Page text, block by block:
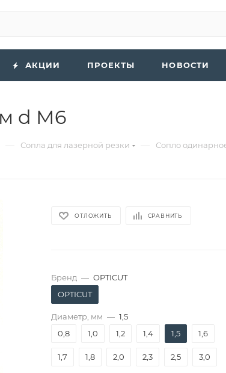
АКЦИИ ПРОЕКТЫ НОВОСТИ
d M6
— Сопла для лазерной резки — Сопло
ОТЛОЖИТЬ СРАВНИТЬ
Бренд — OPTICUT
OPTICUT
Диаметр, мм — 1,5
0,8
1,0 1,2 1,4 1,5 1,6
1,7 1,8 2,0 2,3 2,5 3,0